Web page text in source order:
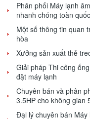
Phân phối Máy lạnh
nhanh chóng toàn quốc
Một số thông tin quan
hòa
Xưởng sản xuất thẻ
Giải pháp Thi công
đặt máy lạnh
Chuyên bán và phân
3.5HP cho không gian
Đại lý chuyên bán